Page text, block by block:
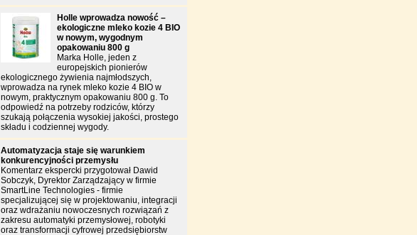
Holle wprowadza nowość –
ekologiczne mleko kozie 4 BIO
w nowym, wygodnym
opakowaniu 800 g
Marka Holle, jeden z
europejskich pionierów
ekologicznego żywienia najmłodszych,
wprowadza na rynek mleko kozie 4 BIO w
nowym, praktycznym opakowaniu 800 g. To
odpowiedź na potrzeby rodziców, którzy
szukają połączenia wysokiej jakości, prostego
składu i codziennej wygody.
Automatyzacja staje się warunkiem
konkurencyjności przemysłu
Komentarz ekspercki przygotował Dawid
Sobczyk, Dyrektor Zarządzający w firmie
SmartLine Technologies - firmie
specjalizującej się w projektowaniu, integracji
oraz wdrażaniu nowoczesnych rozwiązań z
zakresu automatyki przemysłowej, robotyki
oraz transformacji cyfrowej przedsiębiorstw